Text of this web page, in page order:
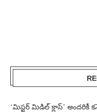
‘మిస్టర్ మిడిల్ క్లాస్’ అందరికీ